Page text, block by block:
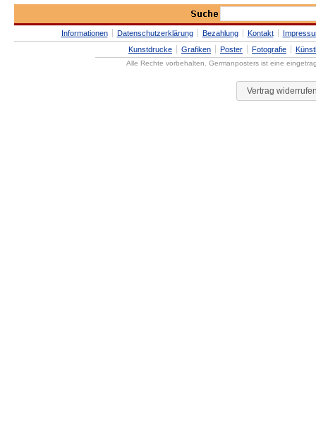
Informationen Datenschutzerklärung Bezahlung Kontakt
Kunstdrucke
Grafiken Poster Fotografie
Alle Rechte vorbehalten. Germanposters ist eine
Vertrag